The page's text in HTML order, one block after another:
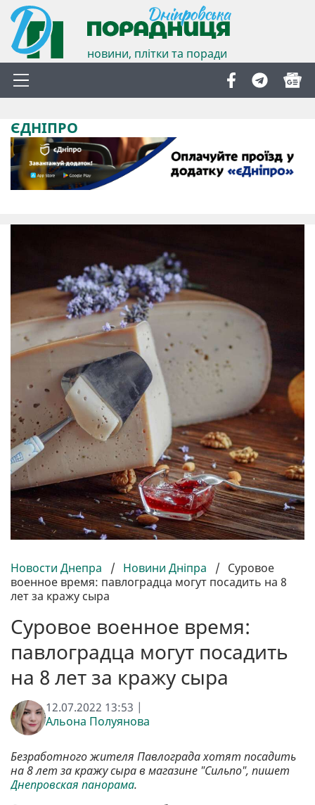
новини, плітки та поради
ЄДНІПРО
Новости Днепра / Новини Дніпра / Суровое
военное время: павлоградца могут посадить на 8
лет за кражу сыра
Суровое военное время:
павлоградца могут посадить
на 8 лет за кражу сыра
12.07.2022 13:53 |
Альона Полуянова
Безработного жителя Павлограда хотят посадить
на 8 лет за кражу сыра в магазине "Сильпо", пишет
Днепровская панорама.